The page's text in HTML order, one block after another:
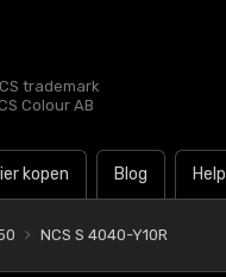
trademark
Colour AB
kopen Blog Help
NCS S 4040-Y10R